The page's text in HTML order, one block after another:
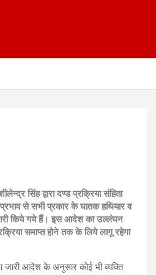
सिंह द्वारा दण्ड प्रक्रिया संहिता
से सभी प्रकार के घातक हथियार व
किये गये हैं। इस आदेश का उल्लंघन
समाप्त होने तक के लिये लागू रहेगा
जारी आदेश के अनुसार कोई भी व्यक्ति